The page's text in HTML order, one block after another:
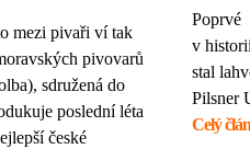
mezi pivaři ví tak
pivovarů
sdružená do
poslední léta
české
Poprvé
v
stal
Pilsner
Celý